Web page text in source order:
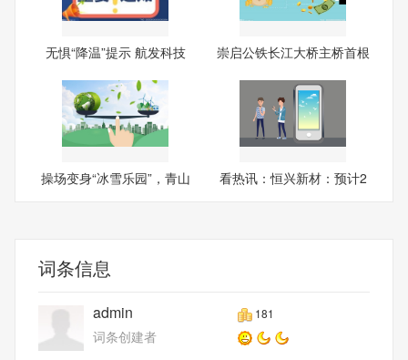
无惧“降温”提示 航发科技
崇启公铁长江大桥主桥首根
操场变身“冰雪乐园”，青山
看热讯：恒兴新材：预计2
词条信息
admin 181
词条创建者